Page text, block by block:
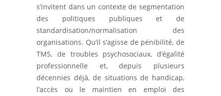
s’invitent dans un contexte de segmentation
des politiques publiques et de
standardisation/normalisation des
organisations. Qu’il s’agisse de pénibilité, de
TMS, de troubles psychosociaux, d’égalité
professionnelle et, depuis plusieurs
décennies déjà, de situations de handicap,
l’accès ou le maintien en emploi des